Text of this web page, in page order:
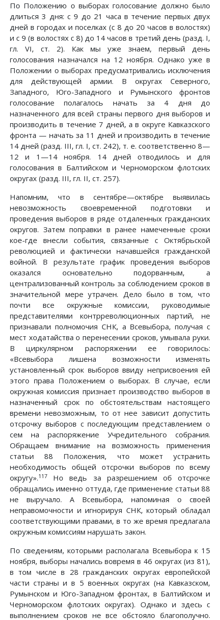
По Положению о выборах голосование должно было
длиться 3 дня: с 9 до 21 часа в течение первых двух
дней в городах и поселках (с 8 до 20 часов в волостях)
и с 9 (в волостях с 8) до 14 часов в третий день (разд. I,
гл. VI, ст. 2). Как мы уже знаем, первый день
голосования назначался на 12 ноября. Однако уже в
Положении о выборах предусматривались исключения
для действующей армии. В округах Северного,
Западного, Юго-Западного и Румынского фронтов
голосование полагалось начать за 4 дня до
назначенного для всей страны первого дня выборов и
производить в течение 7 дней, а в округе Кавказского
фронта — начать за 11 дней и производить в течение
14 дней (разд. III, гл. I, ст. 242), т. е. соответственно 8—
12 и 1—14 ноября. 14 дней отводилось и для
голосования в Балтийском и Черноморском флотских
округах (разд. III, гл. II, ст. 257).
Напомним, что в сентябре—октябре выявилась
невозможность своевременной подготовки и
проведения выборов в ряде отдаленных гражданских
округов. Затем поправки в ранее намеченные сроки
кое-где внесли события, связанные с Октябрьской
революцией и фактически начавшейся гражданской
войной. В результате график проведения выборов
оказался основательно подорванным, а
централизованный контроль за соблюдением сроков в
значительной мере утрачен. Дело было в том, что
почти все окружные комиссии, руководимые
представителями контрреволюционных партий, не
признавали полномочия СНК, а Всевыбора, получая с
мест ходатайства о перенесении сроков, умывала руки.
В циркулярном распоряжении ее говорилось:
«Всевыбора лишена возможности изменять
установленный срок выборов ввиду неприсвоения ей
этого права Положением о выборах. В случае, если
окружная комиссия признает производство выборов в
назначенный срок по обстоятельствам настоящего
времени невозможным, то от нее зависит допустить
отсрочку выборов с последующим представлением о
сем на распоряжение Учредительного собрания.
Обращаем внимание на возможность применения
статьи 88 Положения, что может устранить
необходимость общей отсрочки выборов по всему
округу».117
Но ведь за разрешением об отсрочке
обращались именно оттуда, где применение статьи 88
не выручало. А Всевыбора, напоминая о своей
неправомочности и игнорируя СНК, который обладал
соответствующими правами, в то же время предлагала
окружным комиссиям нарушать закон.
По сведениям, которыми располагала Всевыбора к 15
ноября, выборы начались вовремя в 46 округах (из 81),
в том числе в 28 гражданских округах европейской
части страны и в 5 военных округах (на Кавказском,
Румынском и Юго-Западном фронтах, в Балтийском и
Черноморском флотских округах). Однако и здесь с
выполнением сроков не все обстояло благополучно.